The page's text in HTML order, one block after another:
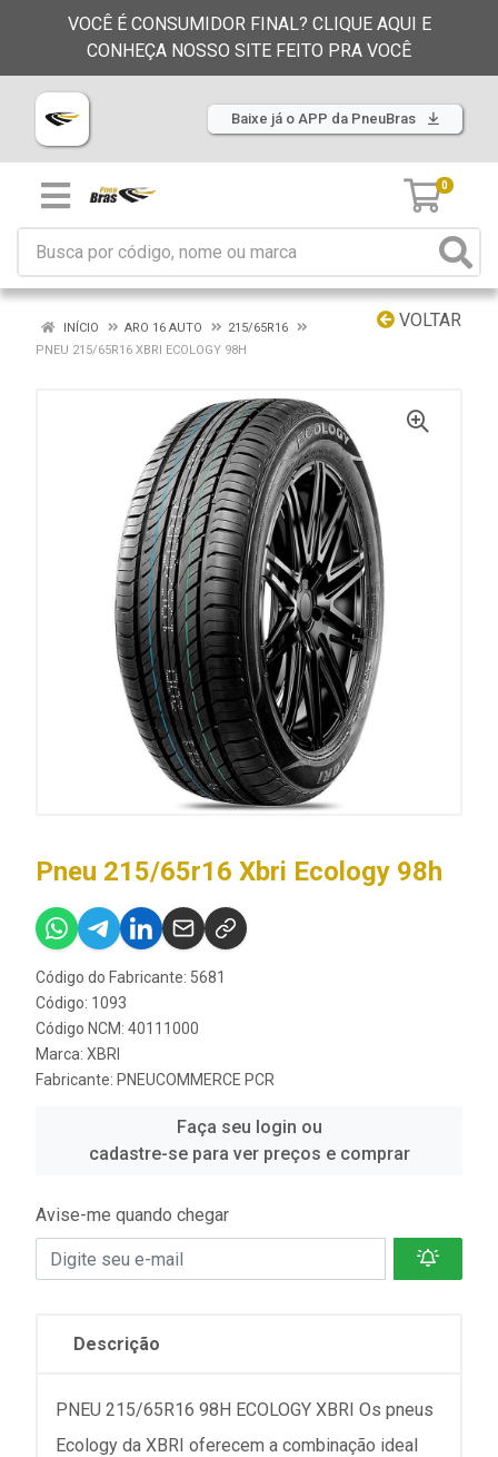
VOCÊ É CONSUMIDOR FINAL? CLIQUE AQUI E
CONHEÇA NOSSO SITE FEITO PRA VOCÊ
Baixe já o APP da PneuBras
0
VOLTAR
INÍCIO ARO 16 AUTO
215/65R16
PNEU 215/65R16 XBRI ECOLOGY 98H
Pneu 215/65r16 Xbri Ecology 98h
Código do Fabricante: 5681
Código: 1093
Código NCM: 40111000
Marca: XBRI
Fabricante: PNEUCOMMERCE PCR
Faça seu login ou
cadastre-se para ver preços e comprar
Avise-me quando chegar
Descrição
PNEU 215/65R16 98H ECOLOGY XBRI Os pneus
Ecology da XBRI oferecem a combinação ideal